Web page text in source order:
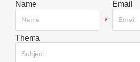
Name
*
Email
Thema
Subject